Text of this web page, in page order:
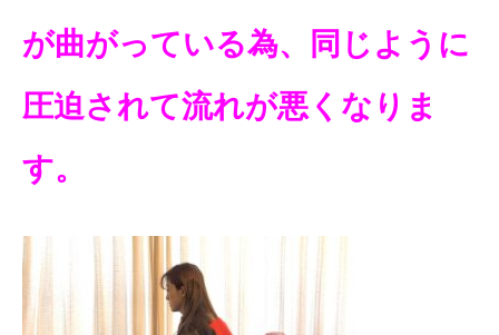
が曲がっている為、同じように
圧迫されて流れが悪くなりま
す。